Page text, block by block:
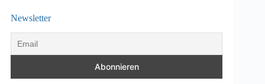
Newsletter